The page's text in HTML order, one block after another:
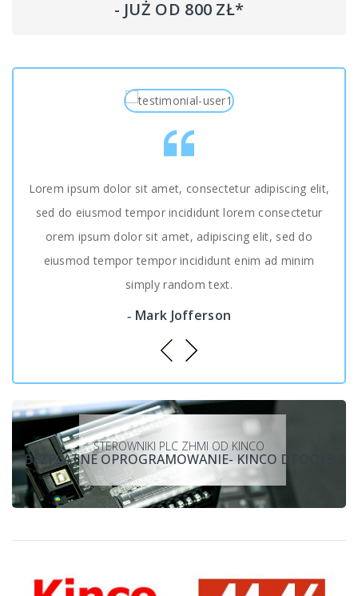
- JUŻ OD 800 ZŁ*
Lorem ipsum dolor sit amet, consectetur adipiscing elit,
sed do eiusmod tempor incididunt lorem consectetur
orem ipsum dolor sit amet, adipiscing elit, sed do
eiusmod tempor tempor incididunt enim ad minim
simply random text.
Mark Jofferson
STEROWNIKI PLC ZHMI OD KINCO
BEZPŁATNE OPROGRAMOWANIE- KINCO DTOOLS